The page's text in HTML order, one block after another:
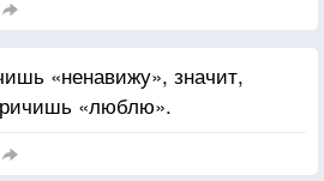
«ненавижу», значит,
«люблю».